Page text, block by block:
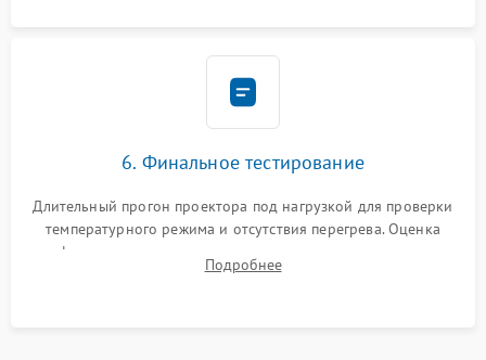
6. Финальное тестирование
Длительный прогон проектора под нагрузкой для проверки
температурного режима и отсутствия перегрева. Оценка
фокуса, контрастности и цветопередачи на тестовых
таблицах. Проверка работы всех видеовходов и кнопок
Подробнее